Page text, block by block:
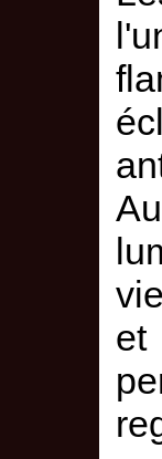
et